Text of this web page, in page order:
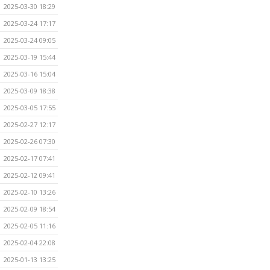
2025-03-30 18:29
2025-03-24 17:17
2025-03-24 09:05
2025-03-19 15:44
2025-03-16 15:04
2025-03-09 18:38
2025-03-05 17:55
2025-02-27 12:17
2025-02-26 07:30
2025-02-17 07:41
2025-02-12 09:41
2025-02-10 13:26
2025-02-09 18:54
2025-02-05 11:16
2025-02-04 22:08
2025-01-13 13:25